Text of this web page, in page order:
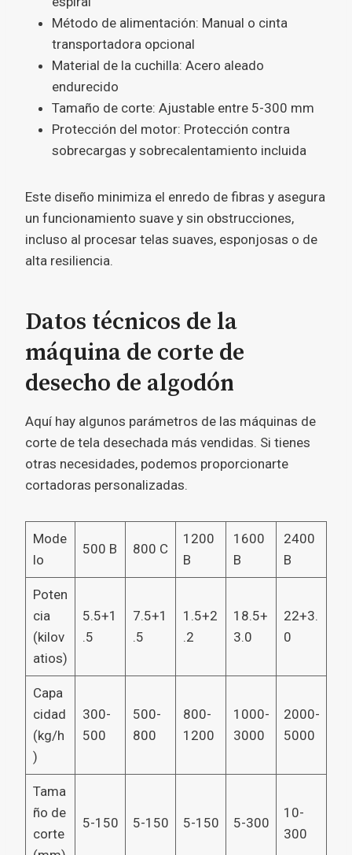
Método de alimentación: Manual o cinta
transportadora opcional
Material de la cuchilla: Acero aleado
endurecido
Tamaño de corte: Ajustable entre 5-300 mm
Protección del motor: Protección contra
sobrecargas y sobrecalentamiento incluida
Este diseño minimiza el enredo de fibras y asegura
un funcionamiento suave y sin obstrucciones,
incluso al procesar telas suaves, esponjosas o de
alta resiliencia.
Datos técnicos de la
máquina de corte de
desecho de algodón
Aquí hay algunos parámetros de las máquinas de
corte de tela desechada más vendidas. Si tienes
otras necesidades, podemos proporcionarte
cortadoras personalizadas.
Mode
lo
500 B 800 C
1200
B
1600
B
2400
B
Poten
cia
(kilov
atios)
5.5+1
.5
7.5+1
.5
1.5+2
.2
18.5+
3.0
22+3.
0
Capa
cidad
(kg/h
)
300-
500
500-
800
800-
1200
1000-
3000
2000-
5000
Tama
ño de
corte
5-150 5-150 5-150 5-300
10-
300